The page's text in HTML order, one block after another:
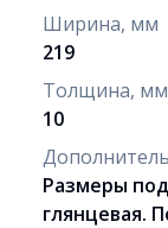
Ширина, мм
219
Толщина, мм
10
Размеры
глянцевая.